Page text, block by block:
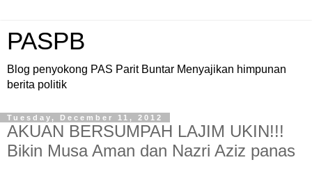
PASPB
Blog penyokong PAS Parit Buntar Menyajikan himpunan
berita politik
Tuesday, December 11, 2012
AKUAN BERSUMPAH LAJIM UKIN!!!
Bikin Musa Aman dan Nazri Aziz panas